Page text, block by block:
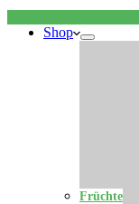
Ergebnisse
Shop
Früchte